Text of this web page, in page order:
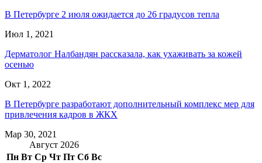
В Петербурге 2 июля ожидается до 26 градусов тепла
Июл 1, 2021
Дерматолог Налбандян рассказала, как ухаживать за кожей
осенью
Окт 1, 2022
В Петербурге разработают дополнительный комплекс мер для
привлечения кадров в ЖКХ
Мар 30, 2021
Август 2026
Пн Вт Ср Чт Пт Сб Вс